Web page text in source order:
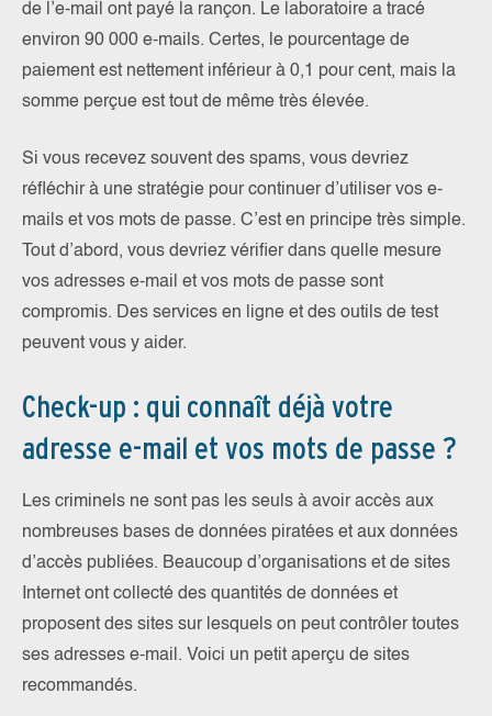
de l’e-mail ont payé la rançon. Le laboratoire a tracé
environ 90 000 e-mails. Certes, le pourcentage de
paiement est nettement inférieur à 0,1 pour cent, mais la
somme perçue est tout de même très élevée.
Si vous recevez souvent des spams, vous devriez
réfléchir à une stratégie pour continuer d’utiliser vos e-
mails et vos mots de passe. C’est en principe très simple.
Tout d’abord, vous devriez vérifier dans quelle mesure
vos adresses e-mail et vos mots de passe sont
compromis. Des services en ligne et des outils de test
peuvent vous y aider.
Check-up : qui connaît déjà votre
adresse e-mail et vos mots de passe ?
Les criminels ne sont pas les seuls à avoir accès aux
nombreuses bases de données piratées et aux données
d’accès publiées. Beaucoup d’organisations et de sites
Internet ont collecté des quantités de données et
proposent des sites sur lesquels on peut contrôler toutes
ses adresses e-mail. Voici un petit aperçu de sites
recommandés.